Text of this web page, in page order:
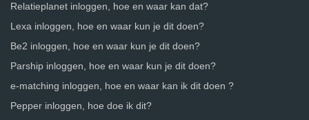
Relatieplanet inloggen, hoe en waar kan dat?
Lexa inloggen, hoe en waar kun je dit doen?
Be2 inloggen, hoe en waar kun je dit doen?
Parship inloggen, hoe en waar kun je dit doen?
e-matching inloggen, hoe en waar kan ik dit doen ?
Pepper inloggen, hoe doe ik dit?